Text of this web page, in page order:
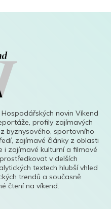
novin Víkend
profily zajímavých
byznysového, sportovního
zajímavé články z oblasti
i zajímavé kulturní a filmové
v delších
textech hlubší vhled
trendů a současně
čtení na víkend.